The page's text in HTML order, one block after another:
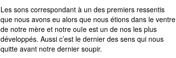
Les sons correspondant à un des premiers ressentis
que nous avons eu alors que nous étions dans le ventre
de notre mère et notre ouïe est un de nos les plus
développés. Aussi c’est le dernier des sens qui nous
quitte avant notre dernier soupir.